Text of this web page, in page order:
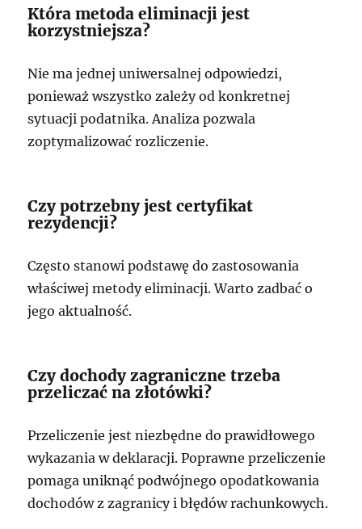
Która metoda eliminacji jest
korzystniejsza?
Nie ma jednej uniwersalnej odpowiedzi,
ponieważ wszystko zależy od konkretnej
sytuacji podatnika. Analiza pozwala
zoptymalizować rozliczenie.
Czy potrzebny jest certyfikat
rezydencji?
Często stanowi podstawę do zastosowania
właściwej metody eliminacji. Warto zadbać o
jego aktualność.
Czy dochody zagraniczne trzeba
przeliczać na złotówki?
Przeliczenie jest niezbędne do prawidłowego
wykazania w deklaracji. Poprawne przeliczenie
pomaga uniknąć podwójnego opodatkowania
dochodów z zagranicy i błędów rachunkowych.